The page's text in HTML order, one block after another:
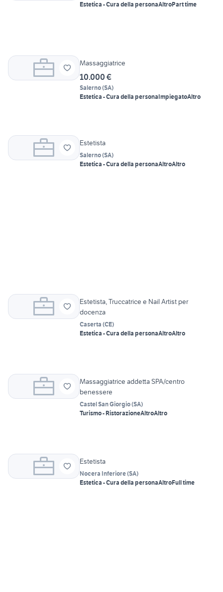
Estetica - Cura della personaAltroPart time
Massaggiatrice
10.000 €
Salerno(SA)
Estetica - Cura della personaImpiegatoAltro
Estetista
Salerno(SA)
Estetica - Cura della personaAltroAltro
Estetista, Truccatrice e Nail Artist per
docenza
Caserta (CE)
Estetica - Cura della personaAltroAltro
Massaggiatrice addetta SPA/centro
benessere
Castel San Giorgio(SA)
Turismo - RistorazioneAltroAltro
Estetista
Nocera Inferiore(SA)
Estetica - Cura della personaAltroFull time